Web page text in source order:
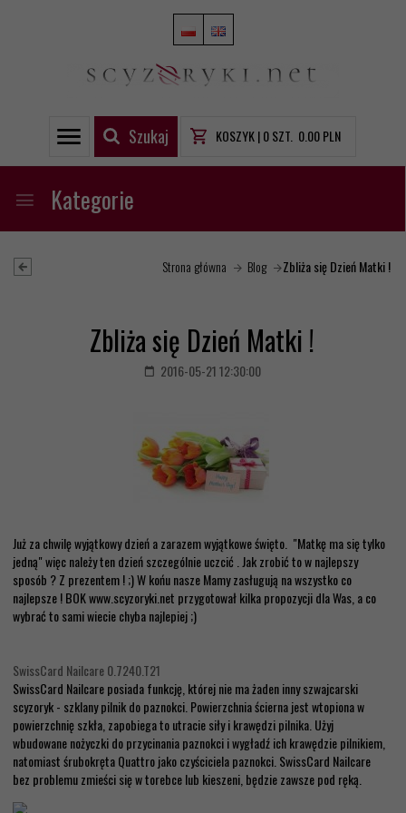
Szukaj KOSZYK |0SZT. 0.00PLN
Kategorie
Strona główna Blog Zbliża się Dzień Matki !
Zbliża się Dzień Matki !
2016-05-21 12:30:00
Już za chwilę wyjątkowy dzień a zarazem wyjątkowe święto. "Matkę ma się tylko
jedną" więc należy ten dzień szczególnie uczcić . Jak zrobić to w najlepszy
sposób ? Z prezentem ! ;) W końu nasze Mamy zasługują na wszystko co
najlepsze ! BOK www.scyzoryki.net przygotował kilka propozycji dla Was, a co
wybrać to sami wiecie chyba najlepiej ;)
SwissCard Nailcare 0.7240.T21
SwissCard Nailcare posiada funkcję, której nie ma żaden inny szwajcarski
scyzoryk - szklany pilnik do paznokci. Powierzchnia ścierna jest wtopiona w
powierzchnię szkła, zapobiega to utracie siły i krawędzi pilnika. Użyj
wbudowane nożyczki do przycinania paznokci i wygładź ich krawędzie pilnikiem,
natomiast śrubokręta Quattro jako czyściciela paznokci. SwissCard Nailcare
bez problemu zmieści się w torebce lub kieszeni, będzie zawsze pod ręką.